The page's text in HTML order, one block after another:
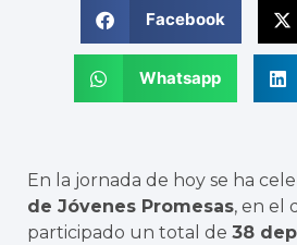
Facebook
Whatsapp
En la jornada de hoy se ha
de Jóvenes Promesas, en el
participado un total de 38